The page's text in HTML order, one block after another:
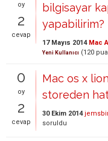
oy
2
cevap
bilgisayar
yapabilirim?
17 Mayıs 2014 Mac
Yeni Kullanıcı (120
0
oy
2
cevap
Mac os x
storeden
30 Ekim 2014
soruldu